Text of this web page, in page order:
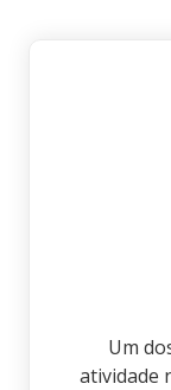
Um
atividade